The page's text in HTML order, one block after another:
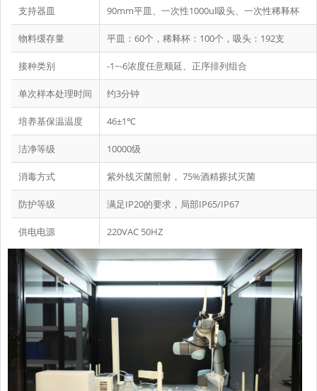
支持器皿 90mm平皿、一次性1000ul吸头、一次性稀释杯
物料缓存量 平皿：60个，稀释杯：100个，吸头：192支
接种类别 -1~-6浓度任意顺延、正序排列组合
单次样本处理时间 约3分钟
培养基保温温度 46±1℃
洁净等级 10000级
消毒方式 紫外线灭菌照射， 75%酒精搽拭灭菌
防护等级 满足IP20的要求，局部IP65/IP67
供电电源 220VAC 50HZ